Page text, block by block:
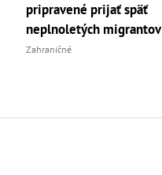
pripravené prijať späť
neplnoletých migrantov
Zahraničné